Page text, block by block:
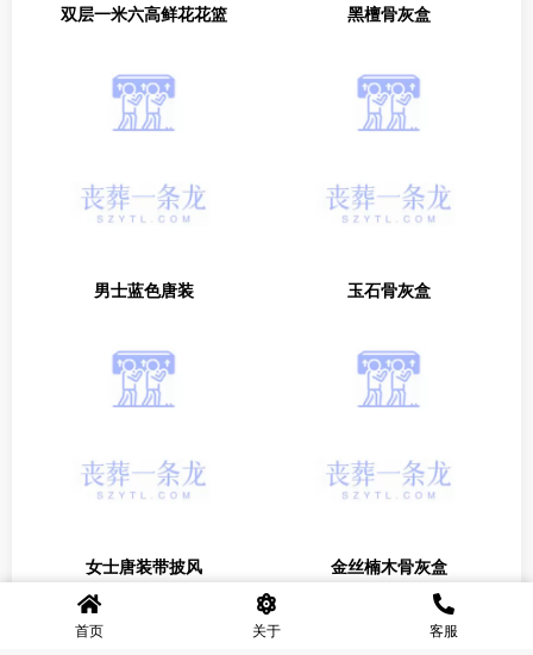
双层一米六高鲜花花篮 黑檀骨灰盒
男士蓝色唐装 玉石骨灰盒
女士唐装带披风 金丝楠木骨灰盒
首页 关于 客服